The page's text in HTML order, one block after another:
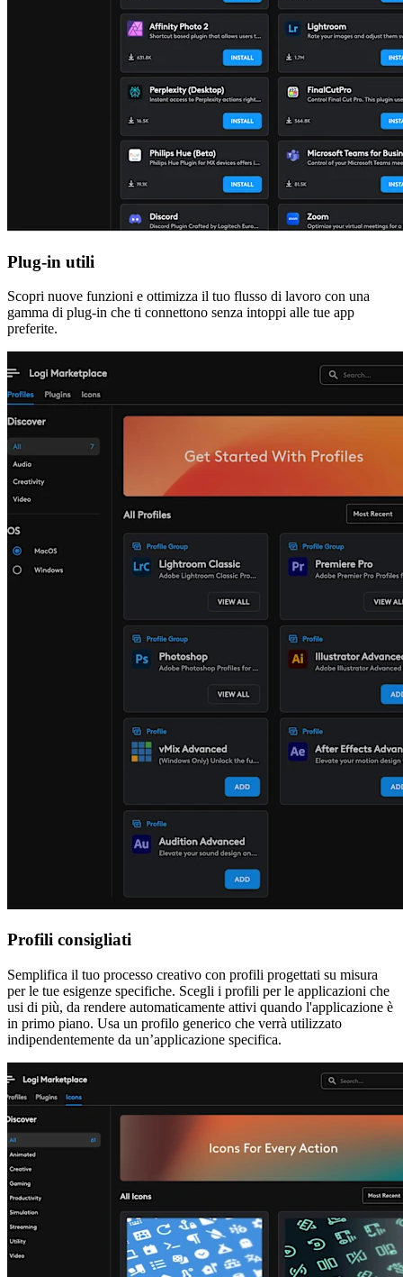
Plug-in utili
Scopri nuove funzioni e ottimizza il tuo flusso di lavoro con una
gamma di plug-in che ti connettono senza intoppi alle tue app
preferite.
Profili consigliati
Semplifica il tuo processo creativo con profili progettati su misura
per le tue esigenze specifiche. Scegli i profili per le applicazioni che
usi di più, da rendere automaticamente attivi quando l'applicazione è
in primo piano. Usa un profilo generico che verrà utilizzato
indipendentemente da un’applicazione specifica.